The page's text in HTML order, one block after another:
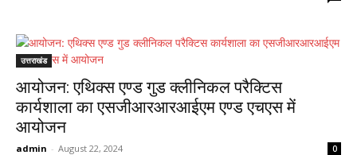
उत्तराखंड
आयोजन: एथिक्स एण्ड गुड क्लीनिकल परैक्टिस
कार्यशाला का एसजीआरआरआईएम एण्ड एचएस में
आयोजन
admin - August 22, 2024 0